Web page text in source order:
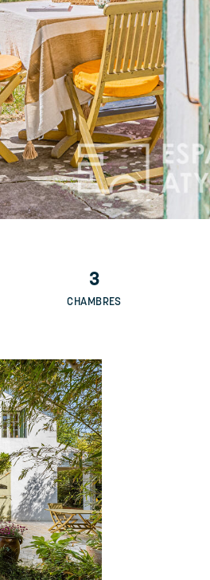
3
CHAMBRES